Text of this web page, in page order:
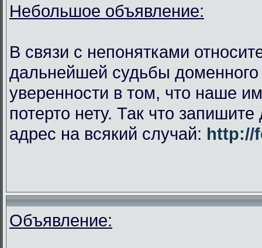
Небольшое объявление:
В связи с непонятками
дальнейшей судьбы
уверенности в том, что наше
потерто нету. Так что
адрес на всякий случай: http://
Объявление: